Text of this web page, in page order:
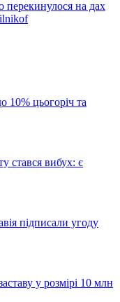
перекинулося на дах
10% цьогоріч та
стався вибух: є
підписали угоду
у розмірі 10 млн